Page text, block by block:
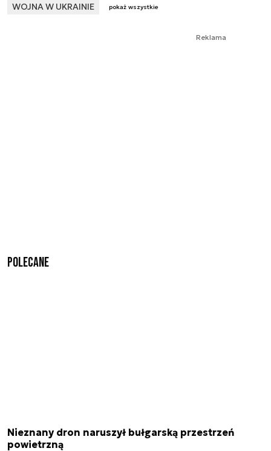
WOJNA W UKRAINIE
pokaż wszystkie
Reklama
Polecane
Nieznany dron naruszył bułgarską przestrzeń
powietrzną